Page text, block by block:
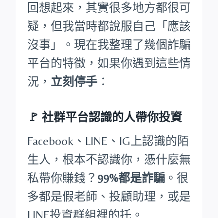
回想起來，其實很多地方都很可
疑，但我當時都說服自己「應該
沒事」。現在我整理了幾個詐騙
平台的特徵，如果你遇到這些情
況， 立刻停手 ：
🚩 社群平台認識的人帶你投資
Facebook、LINE、IG上認識的陌
生人，根本不認識你，憑什麼無
私帶你賺錢？ 99%都是詐騙 。很
多都是假老師、投顧助理，或是
LINE投資群組裡的托。